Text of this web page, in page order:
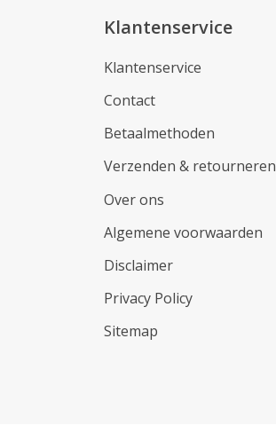
Klantenservice
Klantenservice
Contact
Betaalmethoden
Verzenden & retourneren
Over ons
Algemene voorwaarden
Disclaimer
Privacy Policy
Sitemap